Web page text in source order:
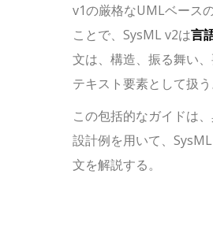
v1の厳格なUMLベース
ことで、SysML v2は言
文は、構造、振る舞い
テキスト要素として扱う
この包括的なガイドは
設計例を用いて、
文を解説する。